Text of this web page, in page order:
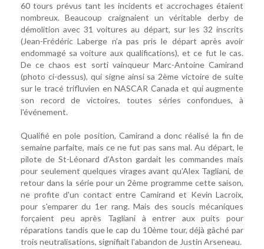
60 tours prévus tant les incidents et accrochages étaient
nombreux. Beaucoup craignaient un véritable derby de
démolition avec 31 voitures au départ, sur les 32 inscrits
(Jean-Frédéric Laberge n’a pas pris le départ après avoir
endommagé sa voiture aux qualifications), et ce fut le cas.
De ce chaos est sorti vainqueur Marc-Antoine Camirand
(photo ci-dessus), qui signe ainsi sa 2ème victoire de suite
sur le tracé trifluvien en NASCAR Canada et qui augmente
son record de victoires, toutes séries confondues, à
l'événement.
Qualifié en pole position, Camirand a donc réalisé la fin de
semaine parfaite, mais ce ne fut pas sans mal. Au départ, le
pilote de St-Léonard d’Aston gardait les commandes mais
pour seulement quelques virages avant qu’Alex Tagliani, de
retour dans la série pour un 2ème programme cette saison,
ne profite d'un contact entre Camirand et Kevin Lacroix,
pour s'emparer du 1er rang. Mais des soucis mécaniques
forçaient peu après Tagliani à entrer aux puits pour
réparations tandis que le cap du 10ème tour, déjà gâché par
trois neutralisations, signifiait l’abandon de Justin Arseneau.